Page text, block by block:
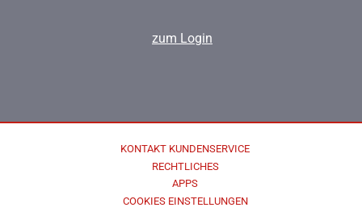
zum Login
KONTAKT KUNDENSERVICE
RECHTLICHES
APPS
COOKIES EINSTELLUNGEN